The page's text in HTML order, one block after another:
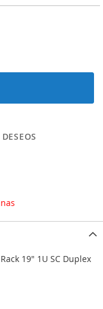
19" 1U SC Duplex